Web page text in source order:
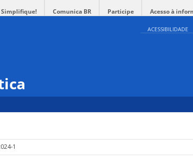
Simplifique! Comunica BR Participe Acesso à
ACESSIBILIDADE
1